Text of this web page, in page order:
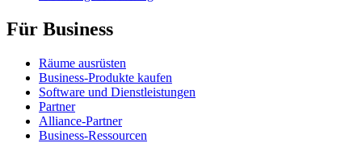
Für Business
Räume ausrüsten
Business-Produkte kaufen
Software und Dienstleistungen
Partner
Alliance-Partner
Business-Ressourcen